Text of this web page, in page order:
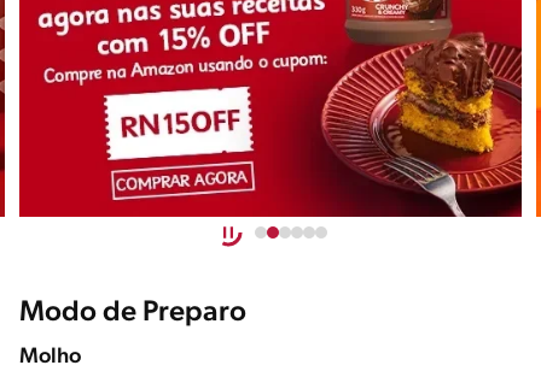
Modo de Preparo
Molho